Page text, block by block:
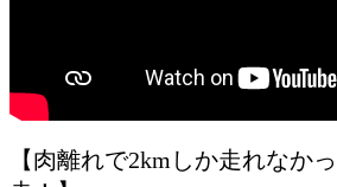
【肉離れで2kmしか走れなか